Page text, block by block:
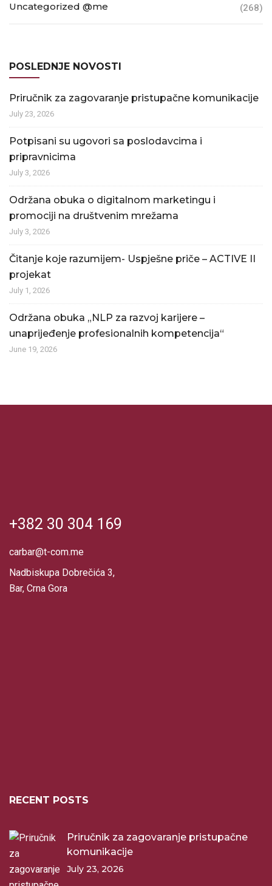
Uncategorized @me (268)
POSLEDNJE NOVOSTI
Priručnik za zagovaranje pristupačne komunikacije
July 23, 2026
Potpisani su ugovori sa poslodavcima i
pripravnicima
July 3, 2026
Održana obuka o digitalnom marketingu i
promociji na društvenim mrežama
July 3, 2026
Čitanje koje razumijem- Uspješne priče – ACTIVE II
projekat
July 1, 2026
Održana obuka „NLP za razvoj karijere –
unaprijeđenje profesionalnih kompetencija“
June 19, 2026
+382 30 304 169
carbar@t-com.me
Nadbiskupa Dobrečića 3,
Bar, Crna Gora
RECENT POSTS
Priručnik za zagovaranje pristupačne
komunikacije
July 23, 2026